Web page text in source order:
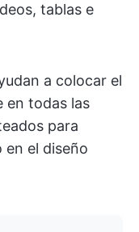
tablas e
a colocar el
en todas las
para
el diseño